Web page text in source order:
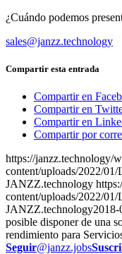
¿Cuándo podemos
sales@janzz.technology
Compartir esta entrada
Compartir en
Compartir en
Compartir en
Compartir por
https://janzz.technology/
content/uploads/2022/
JANZZ.technology
content/uploads/2022/
JANZZ.technology2018-
posible disponer de una
rendimiento para
Seguir@janzz.jobs